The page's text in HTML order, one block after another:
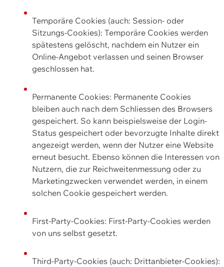
Temporäre Cookies (auch: Session- oder
Sitzungs-Cookies): Temporäre Cookies werden
spätestens gelöscht, nachdem ein Nutzer ein
Online-Angebot verlassen und seinen Browser
geschlossen hat.
Permanente Cookies: Permanente Cookies
bleiben auch nach dem Schliessen des Browsers
gespeichert. So kann beispielsweise der Login-
Status gespeichert oder bevorzugte Inhalte direkt
angezeigt werden, wenn der Nutzer eine Website
erneut besucht. Ebenso können die Interessen von
Nutzern, die zur Reichweitenmessung oder zu
Marketingzwecken verwendet werden, in einem
solchen Cookie gespeichert werden.
First-Party-Cookies: First-Party-Cookies werden
von uns selbst gesetzt.
Third-Party-Cookies (auch: Drittanbieter-Cookies):